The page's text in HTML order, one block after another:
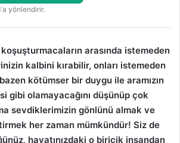
yönlendirir.
arasında istemeden
kalbini kırabilir, onları istemeden
kötümser bir duygu ile aramızın
gibi olamayacağını düşünüp çok
sevdiklerimizin gönlünü almak ve
her zaman mümkündür! Siz de
hayatınızdaki o biricik insandan